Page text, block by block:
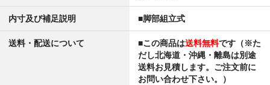
内寸及び補足説明 ■脚部組立式
送料・配送について ■この商品は送料無料です（※た
だし北海道・沖縄・離島は別途
送料お見積します。ご注文前に
お問い合わせ下さい。）